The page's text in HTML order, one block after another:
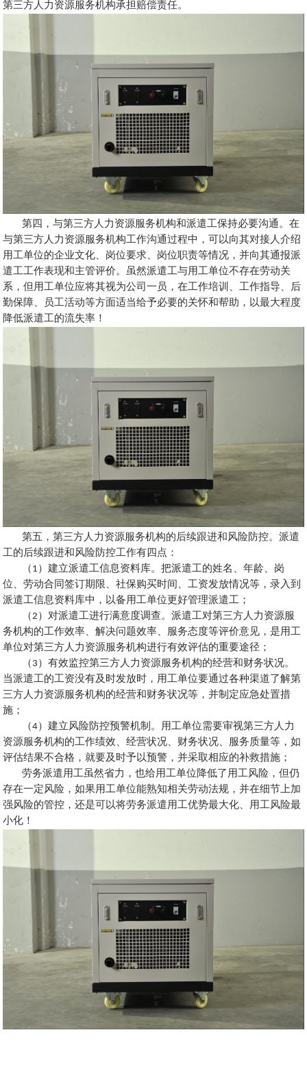
第三方人力资源服务机构承担赔偿责任。
第四，与第三方人力资源服务机构和派遣工保持必要沟通。在
与第三方人力资源服务机构工作沟通过程中，可以向其对接人介绍
用工单位的企业文化、岗位要求、岗位职责等情况，并向其通报派
遣工工作表现和主管评价。虽然派遣工与用工单位不存在劳动关
系，但用工单位应将其视为公司一员，在工作培训、工作指导、后
勤保障、员工活动等方面适当给予必要的关怀和帮助，以最大程度
降低派遣工的流失率！
第五，第三方人力资源服务机构的后续跟进和风险防控。派遣
工的后续跟进和风险防控工作有四点：
（ 1 ）建立派遣工信息资料库。把派遣工的姓名、年龄、岗
位、劳动合同签订期限、社保购买时间、工资发放情况等，录入到
派遣工信息资料库中，以备用工单位更好管理派遣工；
（2 ）对派遣工进行满意度调查。派遣工对第三方人力资源服
务机构的工作效率、解决问题效率、服务态度等评价意见，是用工
单位对第三方人力资源服务机构进行有效评估的重要途径；
（ 3 ）有效监控第三方人力资源服务机构的经营和财务状况。
当派遣工的工资没有及时发放时，用工单位要通过各种渠道了解第
三方人力资源服务机构的经营和财务状况等，并制定应急处置措
施；
（4 ）建立风险防控预警机制。用工单位需要审视第三方人力
资源服务机构的工作绩效、经营状况、财务状况、服务质量等，如
评估结果不合格，就要及时予以预警，并采取相应的补救措施；
劳务派遣用工虽然省力，也给用工单位降低了用工风险，但仍
存在一定风险，如果用工单位能熟知相关劳动法规，并在细节上加
强风险的管控，还是可以将劳务派遣用工优势最大化、用工风险最
小化！